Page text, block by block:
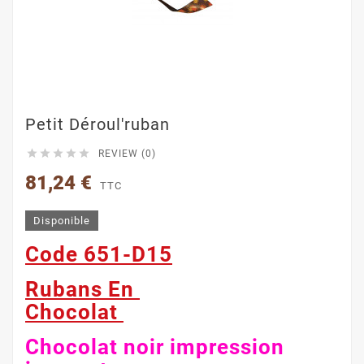
Petit Déroul'ruban
     REVIEW (0)
81,24 € TTC
Disponible
Code 651-D15
Rubans En
Chocolat
Chocolat noir impression